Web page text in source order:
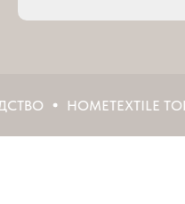
HOMETEXTILE TOP-50